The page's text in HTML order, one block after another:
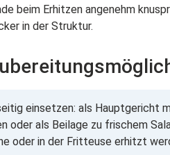
beim Erhitzen angenehm
in der Struktur.
einsetzen: als Hauptgericht
oder als Beilage zu frischem
oder in der Fritteuse erhitzt